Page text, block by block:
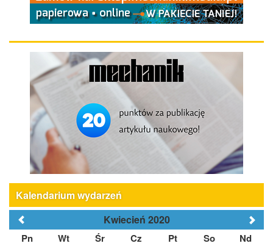
Kalendarium wydarzeń
Kwiecień 2020
Pn Wt Śr Cz Pt So Nd